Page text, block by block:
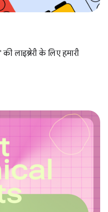
लाइब्रेरी के लिए हमारी